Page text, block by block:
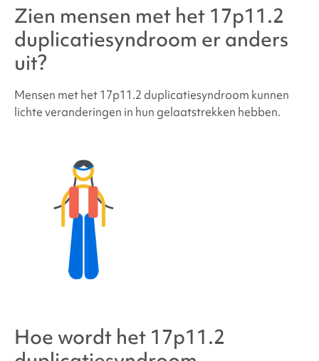
Zien mensen met het 17p11.2
duplicatiesyndroom er anders
uit?
Mensen methet 17p11.2 duplicatiesyndroom kunnen
lichte veranderingen in hun gelaatstrekken hebben.
Hoe wordt het 17p11.2